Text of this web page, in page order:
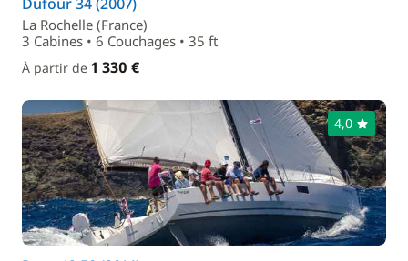
La Rochelle (France)
3 Cabines • 6 Couchages • 35 ft
À partir de 1 330 €
4,0